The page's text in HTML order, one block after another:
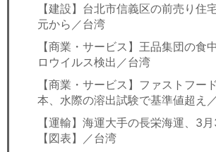
【建設】台北市信義区の前売り住
元から／台湾
【商業・サービス】王品集団の食
ロウイルス検出／台湾
【商業・サービス】ファストフー
本、水際の溶出試験で基準値超え
【運輸】海運大手の長栄海運、3
【図表】／台湾